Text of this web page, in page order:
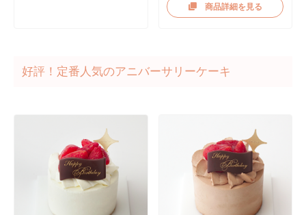
商品詳細を見る
好評！定番人気のアニバーサリーケーキ